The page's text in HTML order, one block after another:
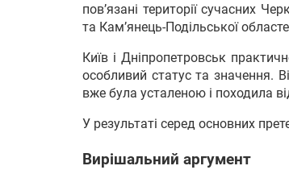
пов’язані території сучасних
та Кам’янець-Подільської
Київ і Дніпропетровськ
особливий статус та значення.
вже була усталеною і походила
У результаті серед основних
Вирішальний аргумент